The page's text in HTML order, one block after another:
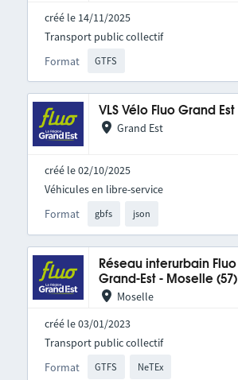
créé le 14/11/2025
Format GTFS
Transport public collectif
VLS Vélo Fluo Grand Est
Grand Est
créé le 02/10/2025
Format gbfs json
Véhicules en libre-service
Réseau interurbain Fluo
Grand-Est - Moselle (57)
Moselle
créé le 03/01/2023
Format GTFS NeTEx
Transport public collectif